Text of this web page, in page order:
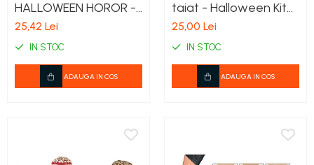
HALLOWEEN HOROR -
CU CIOBURI DE
25,42 Lei
IN STOC
ADAUGA IN COS
taiat - Halloween Kit
din latex
25,00 Lei
IN STOC
ADAUGA IN COS